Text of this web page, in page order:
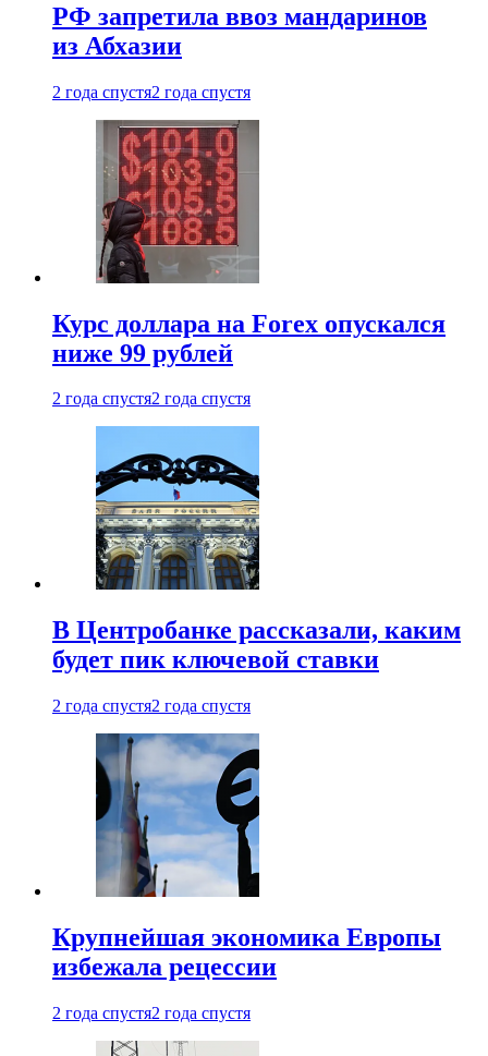
РФ запретила ввоз мандаринов
из Абхазии
2 года спустя2 года спустя
Курс доллара на Forex опускался
ниже 99 рублей
2 года спустя2 года спустя
В Центробанке рассказали, каким
будет пик ключевой ставки
2 года спустя2 года спустя
Крупнейшая экономика Европы
избежала рецессии
2 года спустя2 года спустя